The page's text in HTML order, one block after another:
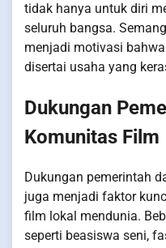
tidak hanya untuk diri
seluruh bangsa.
menjadi motivasi
disertai usaha yang
Dukungan
Komunitas Film
Dukungan pemerintah
juga menjadi faktor
film lokal mendunia.
seperti beasiswa seni,